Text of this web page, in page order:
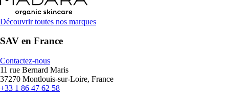
Découvrir toutes nos marques
SAV en France
Contactez-nous
11 rue Bernard Maris
37270 Montlouis-sur-Loire, France
+33 1 86 47 62 58